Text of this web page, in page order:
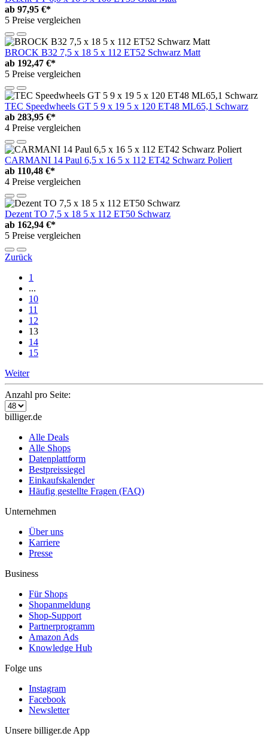
ab 97,95 €*
5 Preise vergleichen
BROCK B32 7,5 x 18 5 x 112 ET52 Schwarz Matt
ab 192,47 €*
5 Preise vergleichen
TEC Speedwheels GT 5 9 x 19 5 x 120 ET48 ML65,1 Schwarz
ab 283,95 €*
4 Preise vergleichen
CARMANI 14 Paul 6,5 x 16 5 x 112 ET42 Schwarz Poliert
ab 110,48 €*
4 Preise vergleichen
Dezent TO 7,5 x 18 5 x 112 ET50 Schwarz
ab 162,94 €*
5 Preise vergleichen
Zurück
1
...
10
11
12
13
14
15
Weiter
Anzahl pro Seite:
billiger.de
Alle Deals
Alle Shops
Datenplattform
Bestpreissiegel
Einkaufskalender
Häufig gestellte Fragen (FAQ)
Unternehmen
Über uns
Karriere
Presse
Business
Für Shops
Shopanmeldung
Shop-Support
Partnerprogramm
Amazon Ads
Knowledge Hub
Folge uns
Instagram
Facebook
Newsletter
Unsere billiger.de App